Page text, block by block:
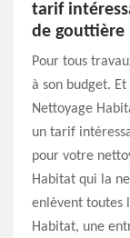
tarif
de gouttière
Pour tous
à son budget.
Nettoyage
un tarif
pour votre
Habitat qui la
enlèvent toutes
Habitat, une